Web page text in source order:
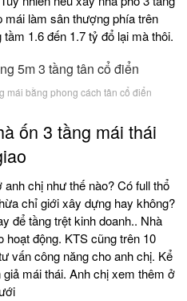
mái làm sân thượng phía trên
1.6 đến 1.7 tỷ đổ lại mà thôi.
mái bằng phong cách tân cổ điển
ốn 3 tầng mái thái
chị như thế nào? Có full thổ
chỉ giới xây dựng hay không?
để tầng trệt kinh doanh.. Nhà
động. KTS cũng trên 10
vấn công năng cho anh chị. Kể
mái thái. Anh chị xem thêm ở